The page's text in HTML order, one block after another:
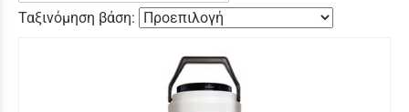
Ταξινόμηση βάση: